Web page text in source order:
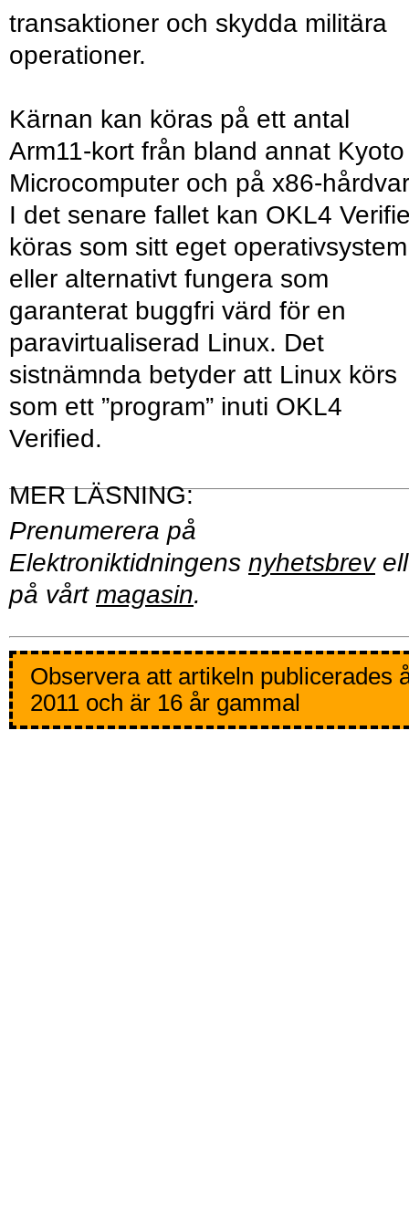
transaktioner och skydda militära
operationer.
Kärnan kan köras på ett antal
Arm11-kort från bland annat Kyoto
Microcomputer och på x86-
I det senare fallet kan OKL4
köras som sitt eget
eller alternativt fungera som
garanterat buggfri värd för en
paravirtualiserad Linux. Det
sistnämnda betyder att Linux körs
som ett ”program” inuti OKL4
Verified.
Prenumerera på
Elektroniktidningens nyhetsbrev
på vårt magasin.
Observera att artikeln publicerades
2011 och är 16 år gammal